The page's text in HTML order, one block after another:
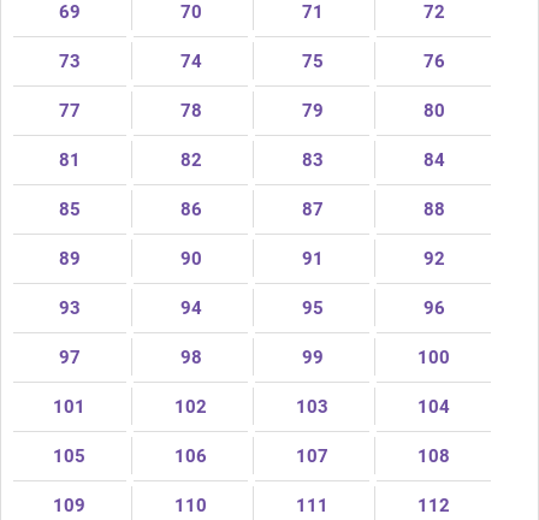
69 70 71 72
73 74 75 76
77 78 79 80
81 82 83 84
85 86 87 88
89 90 91 92
93 94 95 96
97 98 99 100
101 102 103 104
105 106 107 108
109 110 111 112